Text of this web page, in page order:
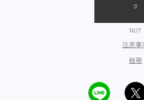
NUT
注意事
檢舉